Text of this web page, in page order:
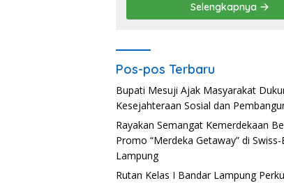
Selengkapnya
Pos-pos Terbaru
Bupati Mesuji Ajak Masyarakat
Kesejahteraan Sosial dan
Rayakan Semangat Kemerdekaan
Promo “Merdeka Getaway” di
Lampung
Rutan Kelas I Bandar Lampung